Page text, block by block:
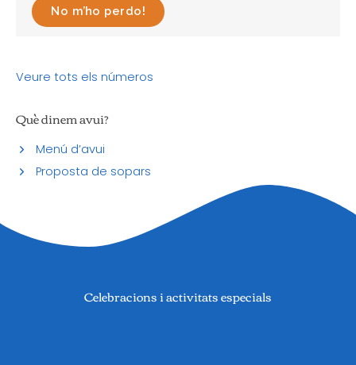
No m’ho perdo!
Veure tots els números
Què dinem avui?
Menú d’avui
Proposta de sopars
Celebracions i activitats especials